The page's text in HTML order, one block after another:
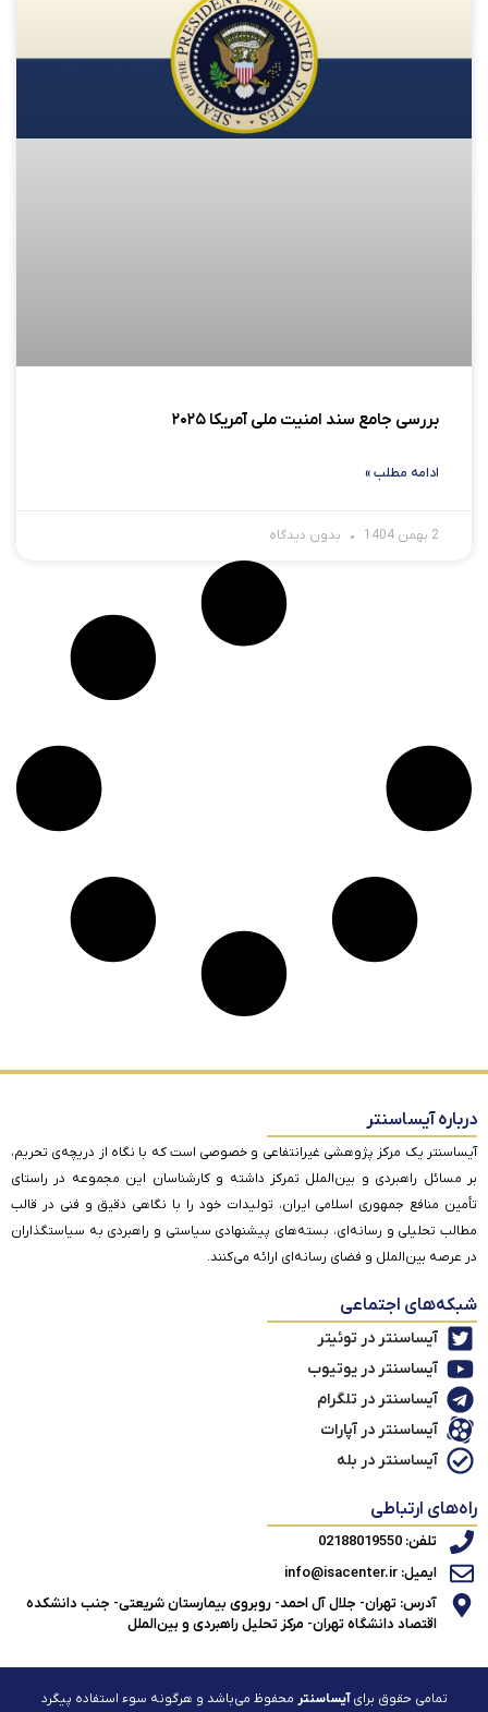
بررسی جامع سند امنیت ملی آمریکا ۲۰۲۵
ادامه مطلب »
2 بهمن 1404 بدون دیدگاه
درباره آیساسنتر
آیساسنتر یک مرکز پژوهشی غیرانتفاعی و خصوصی است که با نگاه از دریچه‌ی تحریم،
بر مسائل راهبردی و بین‌الملل تمرکز داشته و کارشناسان این مجموعه در راستای
تأمین منافع جمهوری اسلامی ایران، تولیدات خود را با نگاهی دقیق و فنی در قالب
مطالب تحلیلی و رسانه‌ای، بسته‌های پیشنهادی سیاستی و راهبردی به سیاستگذاران
در عرصه بین‌الملل و فضای رسانه‌ای ارائه می‌کنند.
شبکه‌های اجتماعی
آیساسنتر در توئیتر
آیساسنتر در یوتیوب
آیساسنتر در تلگرام
آیساسنتر در آپارات
آیساسنتر در بله
راه‌های ارتباطی
تلفن: 02188019550
ایمیل: info@isacenter.ir
آدرس: تهران- جلال آل احمد- روبروی بیمارستان شریعتی- جنب دانشکده
اقتصاد دانشگاه تهران- مرکز تحلیل راهبردی و بین‌الملل
تمامی حقوق برایآیساسنتر محفوظ می‌باشد و هرگونه سوء استفاده پیگرد